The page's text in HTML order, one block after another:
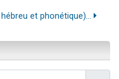
et phonétique)...